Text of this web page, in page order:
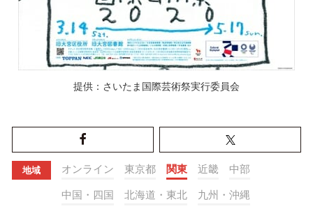
提供：さいたま国際芸術祭実行委員会
地域 オンライン 東京都 関東 近畿 中部
中国・四国 北海道・東北 九州・沖縄